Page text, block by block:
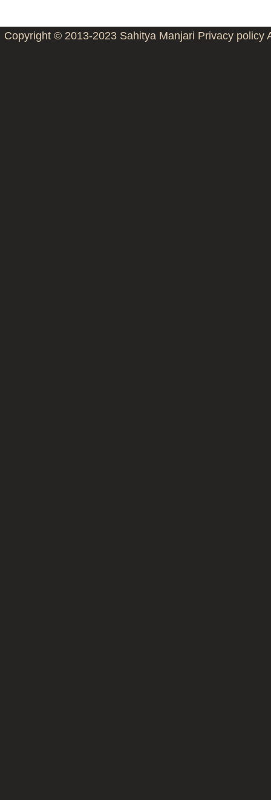
Copyright © 2013-2023 Sahitya Manjari Privacy policy